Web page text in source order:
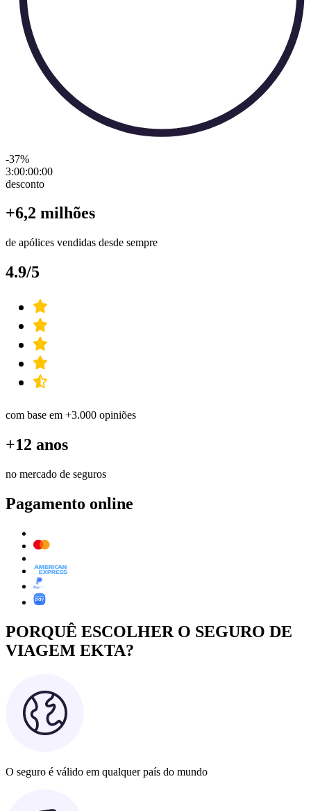
-37%
3:00:00:00
desconto
+6,2 milhões
de apólices vendidas desde sempre
4.9/5
com base em +3.000 opiniões
+12 anos
no mercado de seguros
Pagamento online
PORQUÊ ESCOLHER O SEGURO DE
VIAGEM EKTA?
O seguro é válido em qualquer país do mundo